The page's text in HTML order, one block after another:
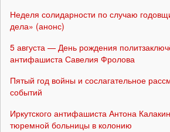
Неделя солидарности по случаю
дела» (анонс)
5 августа — День рождения
антифашиста Савелия Фролова
Пятый год войны и сослагательное
событий
Иркутского антифашиста Антона
тюремной больницы в колонию